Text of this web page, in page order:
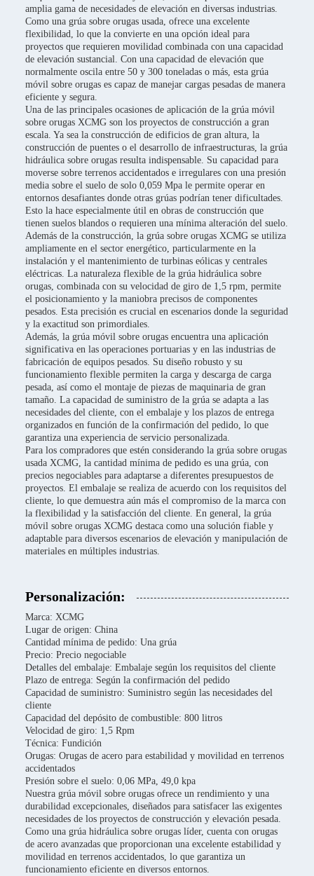
amplia gama de necesidades de elevación en diversas industrias.
Como una grúa sobre orugas usada, ofrece una excelente
flexibilidad, lo que la convierte en una opción ideal para
proyectos que requieren movilidad combinada con una capacidad
de elevación sustancial. Con una capacidad de elevación que
normalmente oscila entre 50 y 300 toneladas o más, esta grúa
móvil sobre orugas es capaz de manejar cargas pesadas de manera
eficiente y segura.
Una de las principales ocasiones de aplicación de la grúa móvil
sobre orugas XCMG son los proyectos de construcción a gran
escala. Ya sea la construcción de edificios de gran altura, la
construcción de puentes o el desarrollo de infraestructuras, la grúa
hidráulica sobre orugas resulta indispensable. Su capacidad para
moverse sobre terrenos accidentados e irregulares con una presión
media sobre el suelo de solo 0,059 Mpa le permite operar en
entornos desafiantes donde otras grúas podrían tener dificultades.
Esto la hace especialmente útil en obras de construcción que
tienen suelos blandos o requieren una mínima alteración del suelo.
Además de la construcción, la grúa sobre orugas XCMG se utiliza
ampliamente en el sector energético, particularmente en la
instalación y el mantenimiento de turbinas eólicas y centrales
eléctricas. La naturaleza flexible de la grúa hidráulica sobre
orugas, combinada con su velocidad de giro de 1,5 rpm, permite
el posicionamiento y la maniobra precisos de componentes
pesados. Esta precisión es crucial en escenarios donde la seguridad
y la exactitud son primordiales.
Además, la grúa móvil sobre orugas encuentra una aplicación
significativa en las operaciones portuarias y en las industrias de
fabricación de equipos pesados. Su diseño robusto y su
funcionamiento flexible permiten la carga y descarga de carga
pesada, así como el montaje de piezas de maquinaria de gran
tamaño. La capacidad de suministro de la grúa se adapta a las
necesidades del cliente, con el embalaje y los plazos de entrega
organizados en función de la confirmación del pedido, lo que
garantiza una experiencia de servicio personalizada.
Para los compradores que estén considerando la grúa sobre orugas
usada XCMG, la cantidad mínima de pedido es una grúa, con
precios negociables para adaptarse a diferentes presupuestos de
proyectos. El embalaje se realiza de acuerdo con los requisitos del
cliente, lo que demuestra aún más el compromiso de la marca con
la flexibilidad y la satisfacción del cliente. En general, la grúa
móvil sobre orugas XCMG destaca como una solución fiable y
adaptable para diversos escenarios de elevación y manipulación de
materiales en múltiples industrias.
Personalización:
Marca: XCMG
Lugar de origen: China
Cantidad mínima de pedido: Una grúa
Precio: Precio negociable
Detalles del embalaje: Embalaje según los requisitos del cliente
Plazo de entrega: Según la confirmación del pedido
Capacidad de suministro: Suministro según las necesidades del
cliente
Capacidad del depósito de combustible: 800 litros
Velocidad de giro: 1,5 Rpm
Técnica: Fundición
Orugas: Orugas de acero para estabilidad y movilidad en terrenos
accidentados
Presión sobre el suelo: 0,06 MPa, 49,0 kpa
Nuestra grúa móvil sobre orugas ofrece un rendimiento y una
durabilidad excepcionales, diseñados para satisfacer las exigentes
necesidades de los proyectos de construcción y elevación pesada.
Como una grúa hidráulica sobre orugas líder, cuenta con orugas
de acero avanzadas que proporcionan una excelente estabilidad y
movilidad en terrenos accidentados, lo que garantiza un
funcionamiento eficiente en diversos entornos.